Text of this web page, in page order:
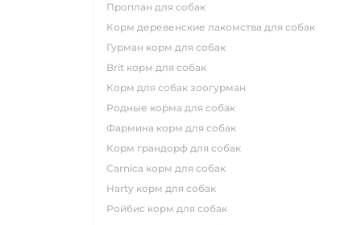
проплан для собак
корм деревенские лакомства для собак
гурман корм для собак
brit корм для собак
корм для собак зоогурман
родные корма для собак
фармина корм для собак
корм грандорф для собак
carnica корм для собак
harty корм для собак
ройбис корм для собак